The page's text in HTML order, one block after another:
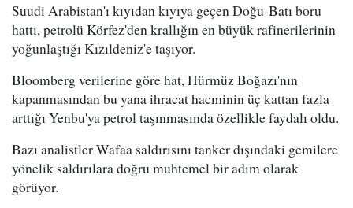
Suudi Arabistan'ı kıyıdan kıyıya geçen Doğu-Batı boru
hattı, petrolü Körfez'den krallığın en büyük rafinerilerinin
yoğunlaştığı Kızıldeniz'e taşıyor.
Bloomberg verilerine göre hat, Hürmüz Boğazı'nın
kapanmasından bu yana ihracat hacminin üç kattan fazla
arttığı Yenbu'ya petrol taşınmasında özellikle faydalı oldu.
Bazı analistler Wafaa saldırısını tanker dışındaki gemilere
yönelik saldırılara doğru muhtemel bir adım olarak
görüyor.